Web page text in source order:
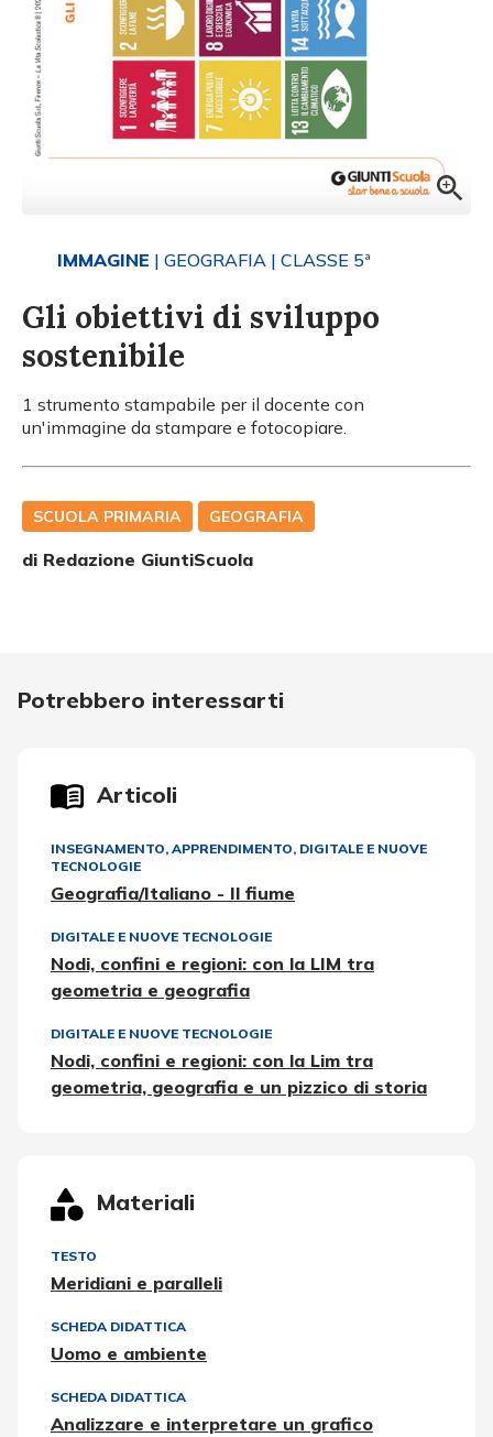
IMMAGINE | GEOGRAFIA | CLASSE 5ª
Gli obiettivi di sviluppo
sostenibile
1 strumento stampabile per il docente con
un'immagine da stampare e fotocopiare.
SCUOLA PRIMARIA GEOGRAFIA
di Redazione GiuntiScuola
Potrebbero interessarti
Articoli
INSEGNAMENTO, APPRENDIMENTO, DIGITALE E NUOVE
TECNOLOGIE
Geografia/Italiano - Il fiume
DIGITALE E NUOVE TECNOLOGIE
Nodi, confini e regioni: con la LIM tra
geometria e geografia
DIGITALE E NUOVE TECNOLOGIE
Nodi, confini e regioni: con la Lim tra
geometria, geografia e un pizzico di storia
Materiali
TESTO
Meridiani e paralleli
SCHEDA DIDATTICA
Uomo e ambiente
SCHEDA DIDATTICA
Analizzare e interpretare un grafico